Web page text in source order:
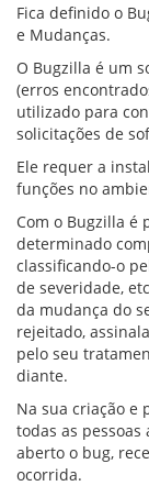
Fica definido o
e Mudanças.
O Bugzilla é um
(erros
utilizado para
solicitações de
Ele requer a
funções no
Com o Bugzilla é
determinado
classificando-o
de severidade,
da mudança do
rejeitado,
pelo seu
diante.
Na sua criação e
todas as
aberto o bug,
ocorrida.